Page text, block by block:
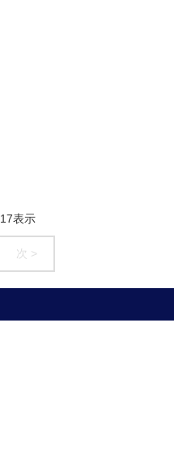
17表示
次 >